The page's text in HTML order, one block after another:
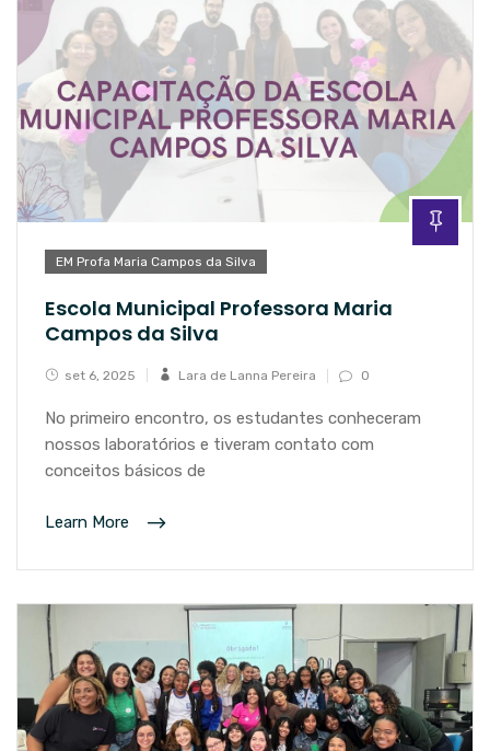
EM Profa Maria Campos da Silva
Escola Municipal Professora Maria
Campos da Silva
set 6, 2025 Lara de Lanna Pereira 0
No primeiro encontro, os estudantes conheceram
nossos laboratórios e tiveram contato com
conceitos básicos de
Learn More